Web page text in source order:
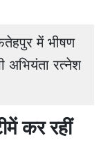
में भीषण
अभियंता रत्नेश
कर रहीं